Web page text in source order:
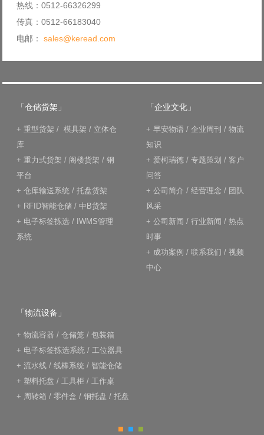
热线：0512-66326299
传真：0512-66183040
电邮： sales@keread.com
「仓储货架」
+ 重型货架 / 模具架 / 立体仓
库
+ 重力式货架 / 阁楼货架 / 钢
平台
+ 仓库输送系统 / 托盘货架
+ RFID智能仓储 / 中B货架
+ 电子标签拣选 / IWMS管理
系统
「企业文化」
+ 早安物语 / 企业周刊 / 物流
知识
+ 爱柯瑞德 / 专题策划 / 客户
问答
+ 公司简介 / 经营理念 / 团队
风采
+ 公司新闻 / 行业新闻 / 热点
时事
+ 成功案例 / 联系我们 / 视频
中心
「物流设备」
+ 物流容器 / 仓储笼 / 包装箱
+ 电子标签拣选系统 / 工位器具
+ 流水线 / 线棒系统 / 智能仓储
+ 塑料托盘 / 工具柜 / 工作桌
+ 周转箱 / 零件盒 / 钢托盘 / 托盘